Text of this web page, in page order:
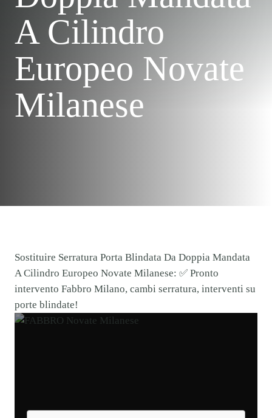
A Cilindro
Europeo Novate
Milanese
Sostituire Serratura Porta Blindata Da Doppia Mandata
A Cilindro Europeo Novate Milanese: ✅ Pronto
intervento Fabbro Milano, cambi serratura, interventi su
porte blindate!